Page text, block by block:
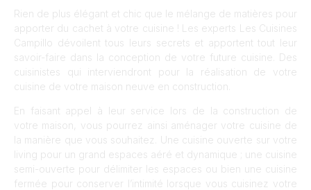
Rien de plus élégant et chic que le mélange de matières pour
apporter du cachet à votre cuisine ! Les experts Les Cuisines
Campillo dévoilent tous leurs secrets et apportent tout leur
savoir-faire dans la conception de votre future cuisine. Des
cuisinistes qui interviendront pour la réalisation de votre
cuisine de votre maison neuve en construction.
En faisant appel à leur service lors de la construction de
votre maison, vous pourrez ainsi aménager votre cuisine de
la manière que vous souhaitez. Une cuisine ouverte sur votre
living pour un grand espaces aéré et dynamique ; une cuisine
semi-ouverte pour délimiter les espaces ou bien une cuisine
fermée pour conserver l’intimité lorsque vous cuisinez votre